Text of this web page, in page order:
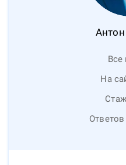
Антон
Все
На
Ответов